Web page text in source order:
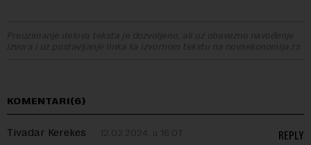
Preuzimanje delova teksta je dozvoljeno, ali uz obavezno navođenje
izvora i uz postavljanje linka ka izvornom tekstu na novaekonomija.rs
KOMENTARI(6)
Tivadar Kerekes 12.02.2024. u 16:07 REPLY